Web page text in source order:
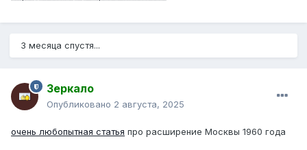
3 месяца спустя...
Зеркало
Опубликовано 2 августа, 2025
очень любопытная статья про расширение Москвы 1960 года